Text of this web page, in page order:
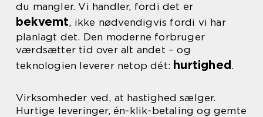
du mangler. Vi handler, fordi det er
bekvemt, ikke nødvendigvis fordi vi har
planlagt det. Den moderne forbruger
værdsætter tid over alt andet – og
teknologien leverer netop dét: hurtighed.
Virksomheder ved, at hastighed sælger.
Hurtige leveringer, én-klik-betaling og gemte